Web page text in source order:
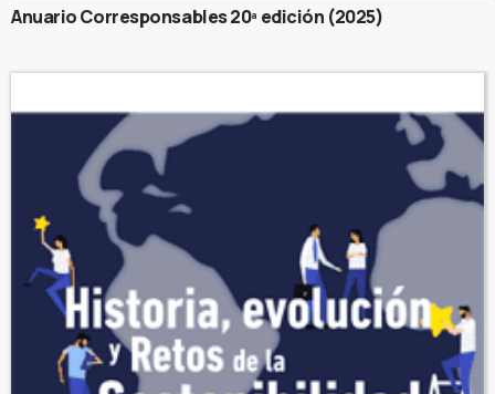
Anuario Corresponsables 20ª edición (2025)